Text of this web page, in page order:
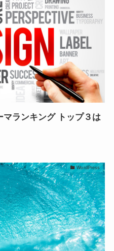
ランキング トップ３は
WordPress